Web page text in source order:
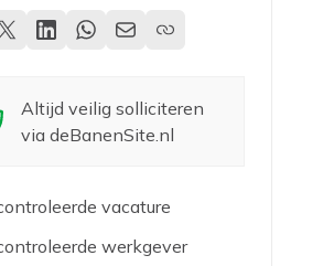
Altijd veilig solliciteren
via deBanenSite.nl
vacature
werkgever